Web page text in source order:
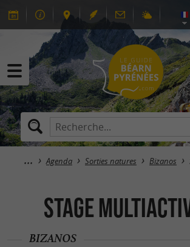
Agenda Sorties natures Bizanos
Stage
BIZANOS